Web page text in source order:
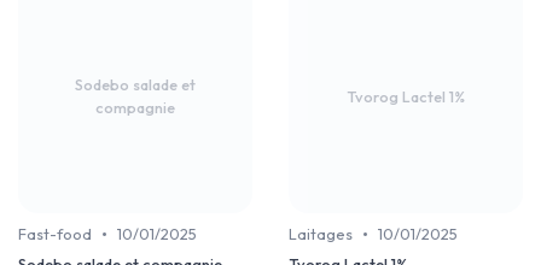
Sodebo salade et
compagnie
Fast-food • 10/01/2025
Tvorog Lactel 1%
Laitages • 10/01/2025